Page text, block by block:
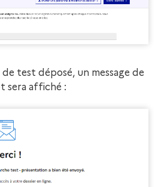
test déposé, un message de
sera affiché :